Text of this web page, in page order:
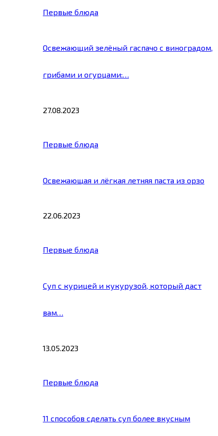
Первые блюда
Освежающий зелёный гаспачо с виноградом,
грибами и огурцами:…
27.08.2023
Первые блюда
Освежающая и лёгкая летняя паста из орзо
22.06.2023
Первые блюда
Суп с курицей и кукурузой, который даст
вам…
13.05.2023
Первые блюда
11 способов сделать суп более вкусным